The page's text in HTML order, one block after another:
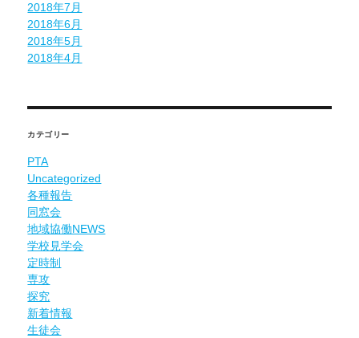
2018年7月
2018年6月
2018年5月
2018年4月
カテゴリー
PTA
Uncategorized
各種報告
同窓会
地域協働NEWS
学校見学会
定時制
専攻
探究
新着情報
生徒会